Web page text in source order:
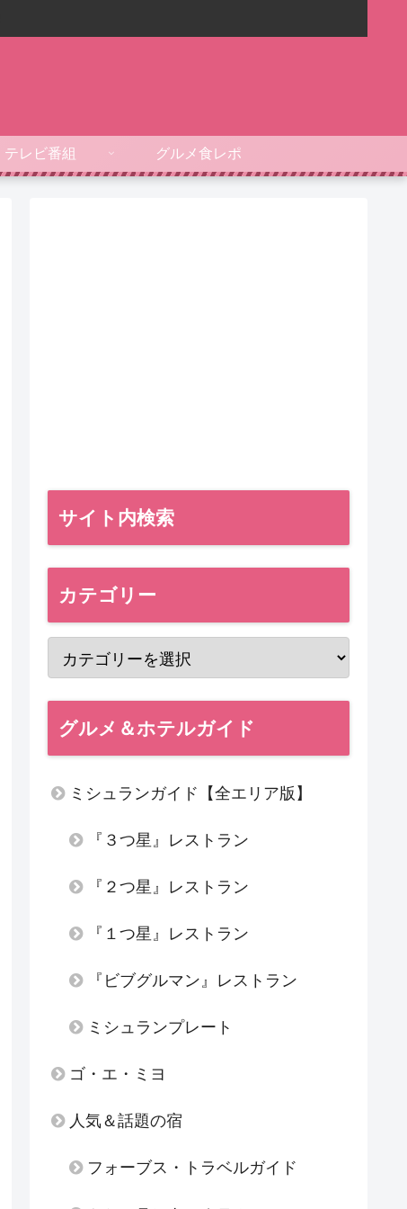
テレビ番組 グルメ食レポ
サイト内検索
カテゴリー
グルメ＆ホテルガイド
ミシュランガイド【全エリア版】
『３つ星』レストラン
『２つ星』レストラン
『１つ星』レストラン
『ビブグルマン』レストラン
ミシュランプレート
ゴ・エ・ミヨ
人気＆話題の宿
フォーブス・トラベルガイド